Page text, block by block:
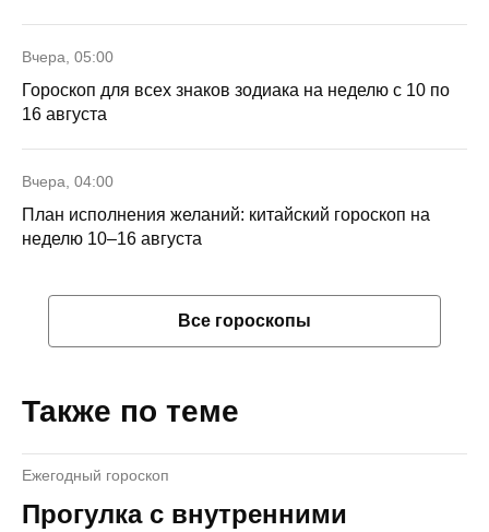
Вчера, 05:00
Гороскоп для всех знаков зодиака на неделю с 10 по
16 августа
Вчера, 04:00
План исполнения желаний: китайский гороскоп на
неделю 10–16 августа
Все гороскопы
Также по теме
Ежегодный гороскоп
Прогулка с внутренними